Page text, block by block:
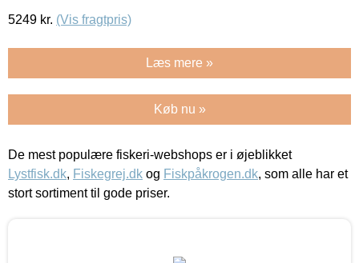
5249 kr. (Vis fragtpris)
Læs mere »
Køb nu »
De mest populære fiskeri-webshops er i øjeblikket
Lystfisk.dk, Fiskegrej.dk og Fiskpåkrogen.dk, som alle har et
stort sortiment til gode priser.